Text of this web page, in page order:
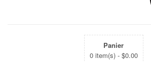
Panier
0 item(s) - $0.00